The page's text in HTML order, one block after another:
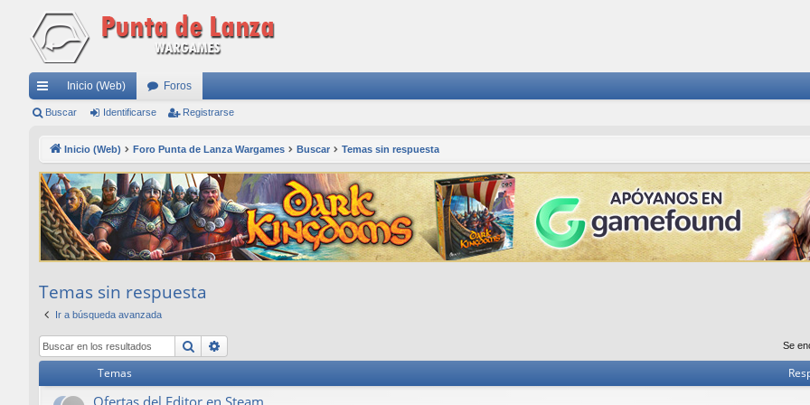
nl
rá
pi
do
Inicio (Web) Foros
Buscar Identificarse Registrarse
Inicio (Web) Foro Punta de Lanza Wargames Buscar Temas sin respuesta
Temas sin respuesta
Ir a búsqueda avanzada
Buscar Se
Temas